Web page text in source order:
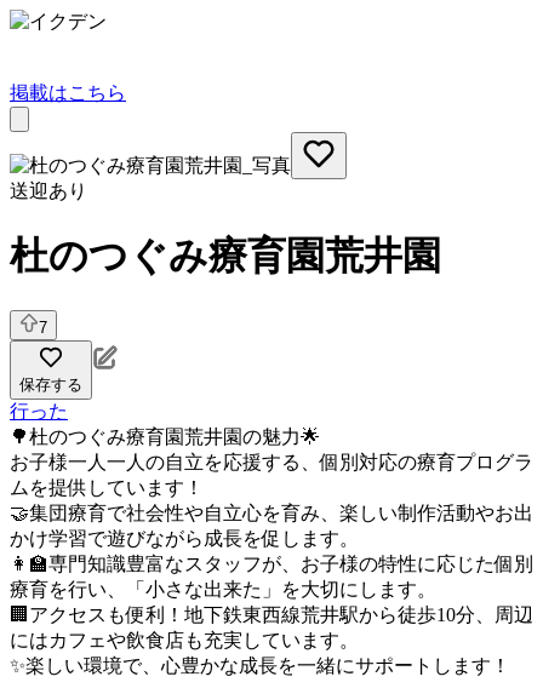
掲載はこちら
送迎あり
杜のつぐみ療育園荒井園
7
保存する
行った
🌳杜のつぐみ療育園荒井園の魅力🌟
お子様一人一人の自立を応援する、個別対応の療育プログラ
ムを提供しています！
🤝集団療育で社会性や自立心を育み、楽しい制作活動やお出
かけ学習で遊びながら成長を促します。
👩‍🏫専門知識豊富なスタッフが、お子様の特性に応じた個別
療育を行い、「小さな出来た」を大切にします。
🏢アクセスも便利！地下鉄東西線荒井駅から徒歩10分、周辺
にはカフェや飲食店も充実しています。
✨楽しい環境で、心豊かな成長を一緒にサポートします！